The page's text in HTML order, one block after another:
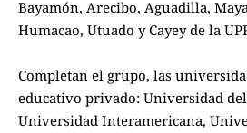
Bayamón, Arecibo, Aguadilla,
Humacao, Utuado y Cayey de la
Completan el grupo, las
educativo privado: Universidad del
Universidad Interamericana,